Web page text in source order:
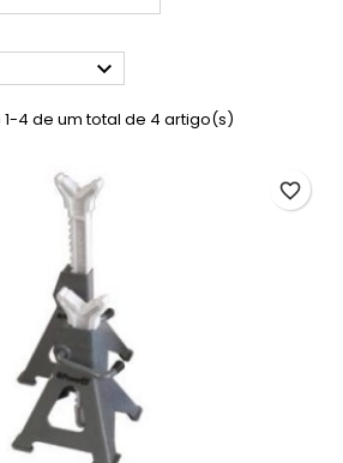

4 de um total de 4 artigo(s)
favorite_border